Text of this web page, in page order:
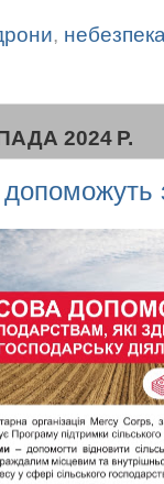
,
2024 Р.